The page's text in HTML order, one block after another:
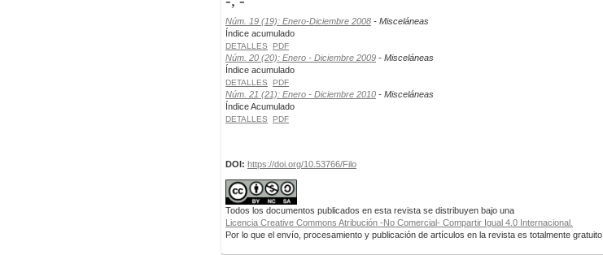
Núm. 19 (19): Enero-Diciembre 2008 - Misceláneas
Índice acumulado
DETALLES PDF
Núm. 20 (20): Enero - Diciembre 2009 - Misceláneas
Índice acumulado
DETALLES PDF
Núm. 21 (21): Enero - Diciembre 2010 - Misceláneas
Índice Acumulado
DETALLES PDF
DOI: https://doi.org/10.53766/Filo
Todos los documentos publicados en esta revista se distribuyen bajo una
Licencia Creative Commons Atribución -No Comercial- Compartir Igual 4.0 Internacional.
Por lo que el envío, procesamiento y publicación de artículos en la revista es totalmente gratuito.